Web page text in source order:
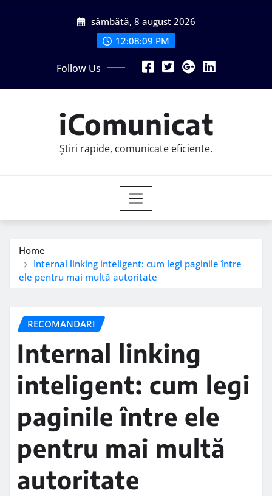
sâmbătă, 8 august 2026
12:08:10 PM
Follow Us
iComunicat
Știri rapide, comunicate eficiente.
Home
Internal linking inteligent: cum legi paginile între
ele pentru mai multă autoritate
RECOMANDARI
Internal linking
inteligent: cum legi
paginile între ele
pentru mai multă
autoritate